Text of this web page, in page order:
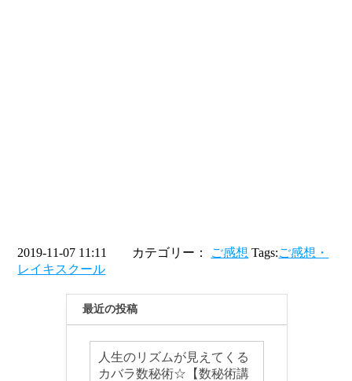
2019-11-07 11:11 カテゴリー： ご感想 Tags:ご感想・
レイキスクール
最近の投稿
人生のリズムが見えてくる
カバラ数秘術☆【数秘術講